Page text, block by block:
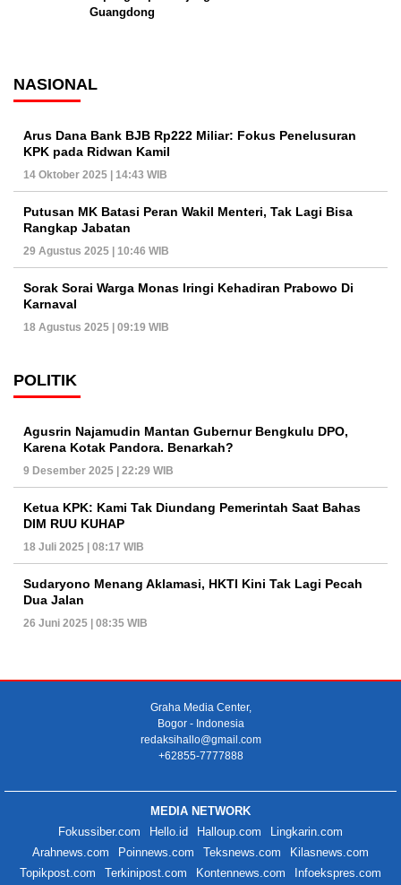
Guangdong
NASIONAL
Arus Dana Bank BJB Rp222 Miliar: Fokus Penelusuran
KPK pada Ridwan Kamil
14 Oktober 2025 | 14:43 WIB
Putusan MK Batasi Peran Wakil Menteri, Tak Lagi Bisa
Rangkap Jabatan
29 Agustus 2025 | 10:46 WIB
Sorak Sorai Warga Monas Iringi Kehadiran Prabowo Di
Karnaval
18 Agustus 2025 | 09:19 WIB
POLITIK
Agusrin Najamudin Mantan Gubernur Bengkulu DPO,
Karena Kotak Pandora. Benarkah?
9 Desember 2025 | 22:29 WIB
Ketua KPK: Kami Tak Diundang Pemerintah Saat Bahas
DIM RUU KUHAP
18 Juli 2025 | 08:17 WIB
Sudaryono Menang Aklamasi, HKTI Kini Tak Lagi Pecah
Dua Jalan
26 Juni 2025 | 08:35 WIB
Graha Media Center,
Bogor - Indonesia
redaksihallo@gmail.com
+62855-7777888
MEDIA NETWORK
Fokussiber.com
Hello.id Halloup.com
Lingkarin.com
Arahnews.com
Poinnews.com Teksnews.com
Kilasnews.com
Topikpost.com
Terkinipost.com Kontennews.com
Infoekspres.com